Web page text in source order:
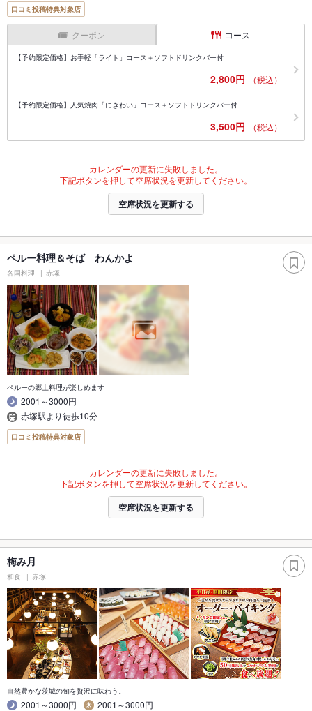
口コミ投稿特典対象店
クーポン コース
【予約限定価格】お手軽「ライト」コース＋ソフトドリンクバー付
2,800円 （税込）
【予約限定価格】人気焼肉「にぎわい」コース＋ソフトドリンクバー付
3,500円 （税込）
カレンダーの更新に失敗しました。
下記ボタンを押して空席状況を更新してください。
空席状況を更新する
ペルー料理＆そば わんかよ
各国料理 赤塚
ペルーの郷土料理が楽しめます
2001～3000円
赤塚駅より徒歩10分
口コミ投稿特典対象店
カレンダーの更新に失敗しました。
下記ボタンを押して空席状況を更新してください。
空席状況を更新する
梅み月
和食 赤塚
自然豊かな茨城の旬を贅沢に味わう。
2001～3000円
2001～3000円